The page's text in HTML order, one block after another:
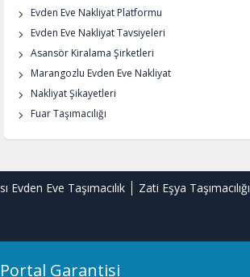
Evden Eve Nakliyat Platformu
Evden Eve Nakliyat Tavsiyeleri
Asansör Kiralama Şirketleri
Marangozlu Evden Eve Nakliyat
Nakliyat Şikayetleri
Fuar Taşımacılığı
Evden Eve Taşımacılık Zati Eşya Taşımacılığı
Portal Garantisi